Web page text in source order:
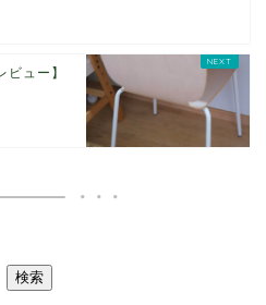
ュー】
検索